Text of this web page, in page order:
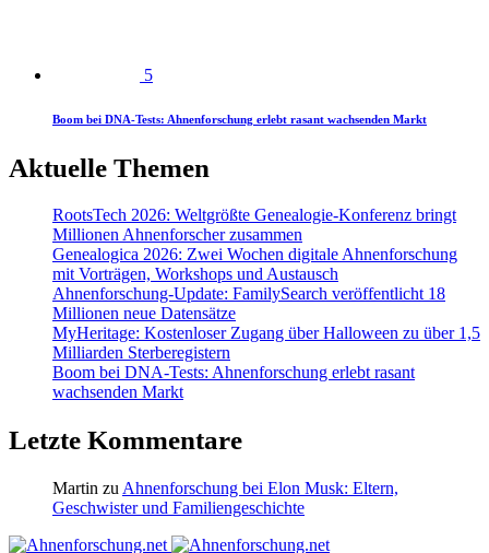
5
Boom bei DNA-Tests: Ahnenforschung erlebt rasant wachsenden Markt
Aktuelle Themen
RootsTech 2026: Weltgrößte Genealogie-Konferenz bringt
Millionen Ahnenforscher zusammen
Genealogica 2026: Zwei Wochen digitale Ahnenforschung
mit Vorträgen, Workshops und Austausch
Ahnenforschung-Update: FamilySearch veröffentlicht 18
Millionen neue Datensätze
MyHeritage: Kostenloser Zugang über Halloween zu über 1,5
Milliarden Sterberegistern
Boom bei DNA-Tests: Ahnenforschung erlebt rasant
wachsenden Markt
Letzte Kommentare
Martin zu Ahnenforschung bei Elon Musk: Eltern,
Geschwister und Familiengeschichte